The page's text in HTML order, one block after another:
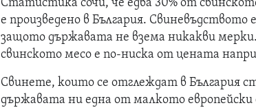
Статистика сочи, че едва 30% от
е произведено в България.
защото държавата не взема никакви
свинското месо е по-ниска от цената
Свинете, които се отглеждат в България
държавата ни една от малкото